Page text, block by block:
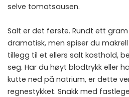
selve tomatsausen.
Salt er det første. Rundt ett
dramatisk, men spiser du
tillegg til et ellers salt kosthold,
seg. Har du høyt blodtrykk eller
kutte ned på natrium, er dette
regnestykket. Snakk med